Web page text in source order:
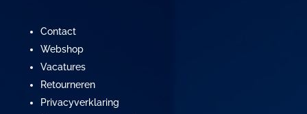
Contact
Webshop
Vacatures
Retourneren
Privacyverklaring